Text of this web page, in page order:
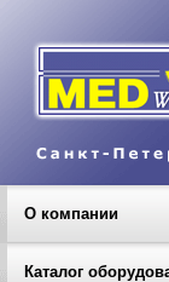
О компании
Каталог